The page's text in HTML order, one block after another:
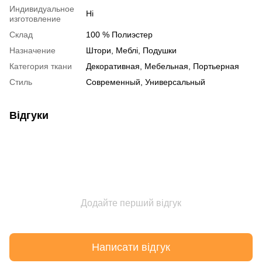
Индивидуальное
изготовление
Ні
Склад
100 % Полиэстер
Назначение
Штори, Меблі, Подушки
Категория ткани
Декоративная, Мебельная, Портьерная
Стиль
Современный, Универсальный
Відгуки
Додайте перший відгук
Написати відгук